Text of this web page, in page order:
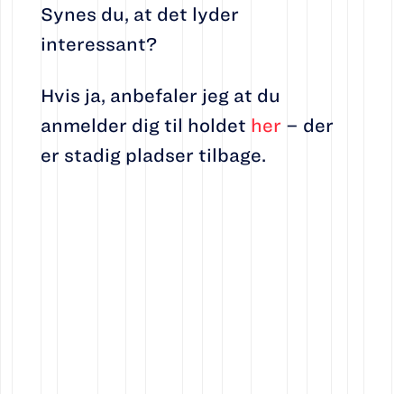
Synes du, at det lyder
interessant?
Hvis ja, anbefaler jeg at du
anmelder dig til holdet her – der
er stadig pladser tilbage.